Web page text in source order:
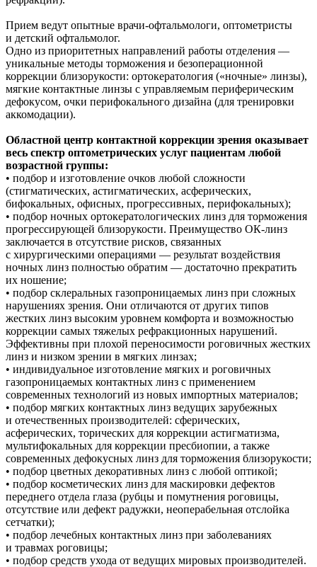
Прием ведут опытные врачи-офтальмологи, оптометристы
и детский офтальмолог.
Одно из приоритетных направлений работы отделения —
уникальные методы торможения и безоперационной
коррекции близорукости: ортокератология («ночные» линзы),
мягкие контактные линзы с управляемым периферическим
дефокусом, очки перифокального дизайна (для тренировки
аккомодации).
Областной центр контактной коррекции зрения оказывает
весь спектр оптометрических услуг пациентам любой
возрастной группы:
• подбор и изготовление очков любой сложности
(стигматических, астигматических, асферических,
бифокальных, офисных, прогрессивных, перифокальных);
• подбор ночных ортокератологических линз для торможения
прогрессирующей близорукости. Преимущество ОК-линз
заключается в отсутствие рисков, связанных
с хирургическими операциями — результат воздействия
ночных линз полностью обратим — достаточно прекратить
их ношение;
• подбор склеральных газопроницаемых линз при сложных
нарушениях зрения. Они отличаются от других типов
жестких линз высоким уровнем комфорта и возможностью
коррекции самых тяжелых рефракционных нарушений.
Эффективны при плохой переносимости роговичных жестких
линз и низком зрении в мягких линзах;
• индивидуальное изготовление мягких и роговичных
газопроницаемых контактных линз с применением
современных технологий из новых импортных материалов;
• подбор мягких контактных линз ведущих зарубежных
и отечественных производителей: сферических,
асферических, торических для коррекции астигматизма,
мультифокальных для коррекции пресбиопии, а также
современных дефокусных линз для торможения близорукости;
• подбор цветных декоративных линз с любой оптикой;
• подбор косметических линз для маскировки дефектов
переднего отдела глаза (рубцы и помутнения роговицы,
отсутствие или дефект радужки, неоперабельная отслойка
сетчатки);
• подбор лечебных контактных линз при заболеваниях
и травмах роговицы;
• подбор средств ухода от ведущих мировых производителей.